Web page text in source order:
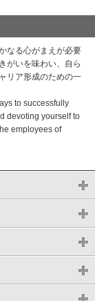
なる心がまえが必要
がいを味わい、自ら
リア形成のための一
to successfully
devoting yourself to
employees of